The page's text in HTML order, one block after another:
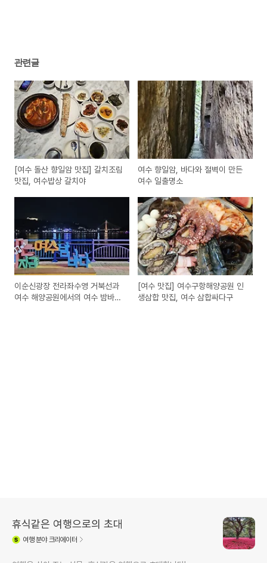
관련글
[여수 돌산 향일암 맛집] 갈치조림
맛집, 여수밥상 갈치야
여수 향일암, 바다와 절벽이 만든
여수 일출명소
이순신광장 전라좌수영 거북선과
여수 해양공원에서의 여수 밤바다
[여수 맛집] 여수구항해양공원 인
생삼합 맛집, 여수 삼합싸다구
휴식같은 여행으로의 초대
여행분야 크리에이터